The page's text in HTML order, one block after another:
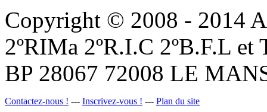
Copyright © 2008 - 2014
2ºRIMa 2ºR.I.C 2ºB.F.L
BP 28067 72008 LE
Contactez-nous ! --- Inscrivez-vous ! --- Plan du site